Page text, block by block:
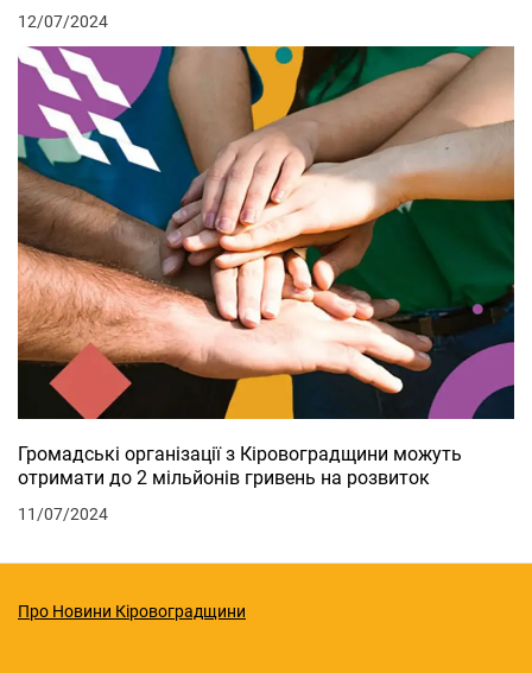
12/07/2024
Громадські організації з Кіровоградщини можуть
отримати до 2 мільйонів гривень на розвиток
11/07/2024
Про Новини Кіровоградщини